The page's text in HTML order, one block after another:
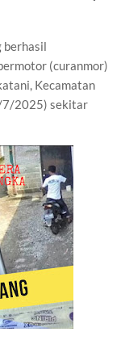
berhasil
(curanmor)
Kecamatan
7/2025) sekitar